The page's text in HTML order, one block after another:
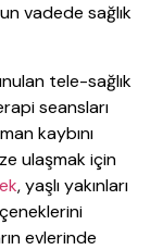
vadede sağlık
tele-sağlık
seansları
kaybını
ulaşmak için
, yaşlı yakınları
evlerinde